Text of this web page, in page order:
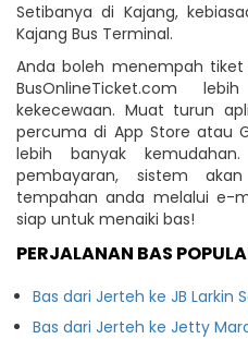
Setibanya di Kajang,
Kajang Bus Terminal.
Anda boleh menempah
BusOnlineTicket.com
kekecewaan. Muat turun
percuma di App Store atau
lebih banyak
pembayaran, sistem
tempahan anda melalui e-
siap untuk menaiki bas!
PERJALANAN BAS
Bas dari Jerteh ke JB Larkin
Bas dari Jerteh ke Jetty